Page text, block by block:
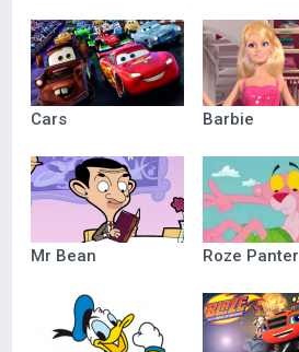
Cars Barbie
Mr Bean Roze Panter